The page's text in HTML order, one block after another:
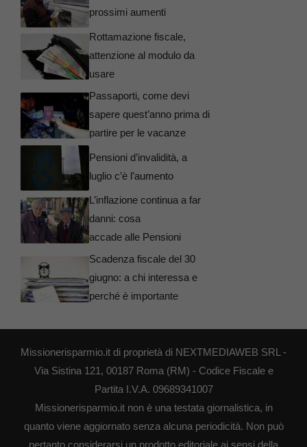
prossimi aumenti
Rottamazione fiscale,
attenzione al modulo da
usare
Passaporti, come devi
sapere quest’anno prima di
partire per le vacanze
Pensioni d’invalidità, a
luglio c’è l’aumento
L’inflazione continua a far
danni: cosa
accade alle Pensioni
Scadenza fiscale del 30
giugno: a chi interessa e
perché è importante
Missionerisparmio.it di proprietà di NEXTMEDIAWEB SRL -
Via Sistina 121, 00187 Roma (RM) - Codice Fiscale e
Partita I.V.A. 09689341007
Missionerisparmio.it non è una testata giornalistica, in
quanto viene aggiornato senza alcuna periodicità. Non può